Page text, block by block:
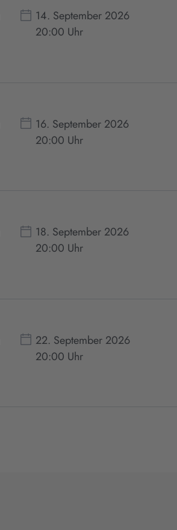
14. September 2026
20:00 Uhr
16. September 2026
20:00 Uhr
18. September 2026
20:00 Uhr
22. September 2026
20:00 Uhr